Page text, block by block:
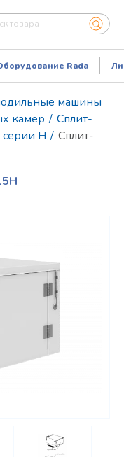
Rada
машины
камер / Сплит-
H / Сплит-